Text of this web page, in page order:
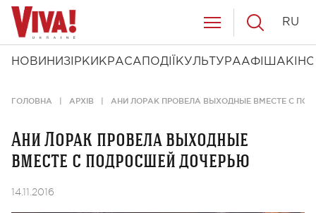
НОВИНИ ЗІРКИ КРАСА ПОДІЇ КУЛЬТУРААФІША КІНО
RU
ГОЛОВНА АРХІВ АНИ ЛОРАК ПРОВЕЛА ВЫХОДНЫЕ ВМЕСТЕ С
Ани Лорак провела выходные
вместе с подросшей дочерью
14.11.2016